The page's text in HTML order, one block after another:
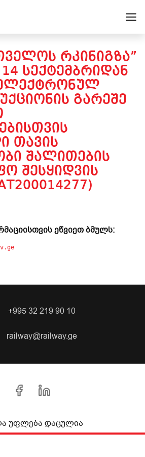
ᲠᲙᲘᲜᲘᲒᲖᲐ”
ᲡᲔᲥᲢᲔᲛᲑᲠᲘᲓᲐᲜ
ᲒᲐᲠᲔᲨᲔ
ᲗᲐᲕᲘᲡ
ᲨᲐᲚᲘᲗᲔᲑᲘᲡ
ᲨᲔᲡᲧᲘᲓᲕᲘᲡ
ეწვიეთ ბმულს:
+995 32 219 90 10
railway@railway.ge
უფლება დაცულია